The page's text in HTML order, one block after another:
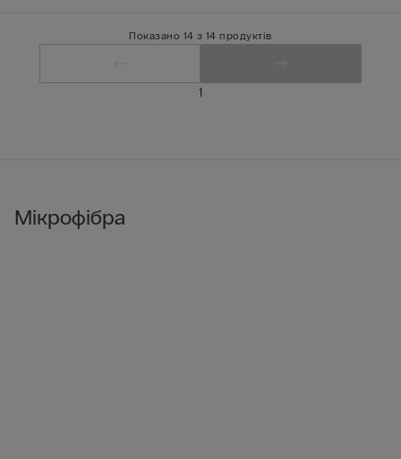
Показано 14 з 14 продуктів
1
Мікрофібра